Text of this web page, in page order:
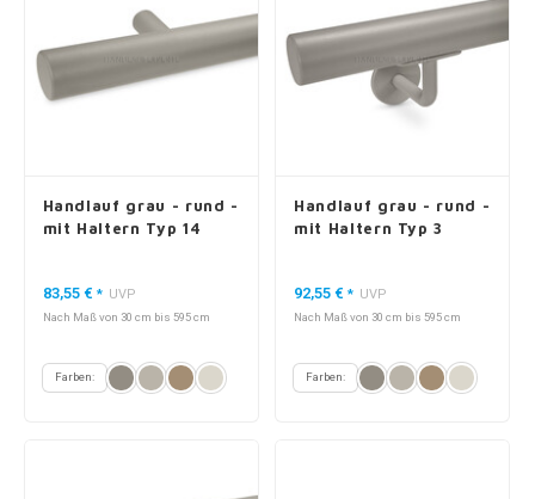
Handlauf grau - rund -
mit Haltern Typ 14
83,55 € * UVP
Nach Maß von 30 cm bis 595 cm
Farben:
Handlauf grau - rund -
mit Haltern Typ 3
92,55 € * UVP
Nach Maß von 30 cm bis 595 cm
Farben: